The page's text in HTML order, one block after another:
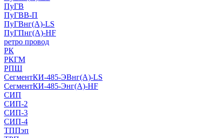
ПуГВ
ПуГВВ-П
ПуГВнг(А)-LS
ПуГПнг(А)-HF
ретро провод
РК
РКГМ
РПШ
СегментКИ-485-ЭВнг(А)-LS
СегментКИ-485-Энг(А)-HF
СИП
СИП-2
СИП-3
СИП-4
ТППэп